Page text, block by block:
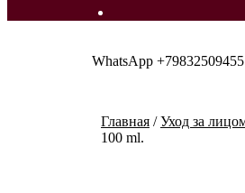
WhatsApp
Главная/Уход за
100 ml.